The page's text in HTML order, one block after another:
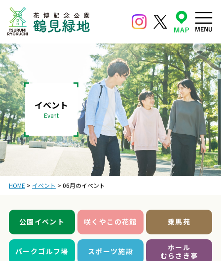
イベント
Event
HOME > イベント > 06月のイベント
公園イベント 咲くやこの花館 乗馬苑
パークゴルフ場 スポーツ施設
ホール
むらさき亭